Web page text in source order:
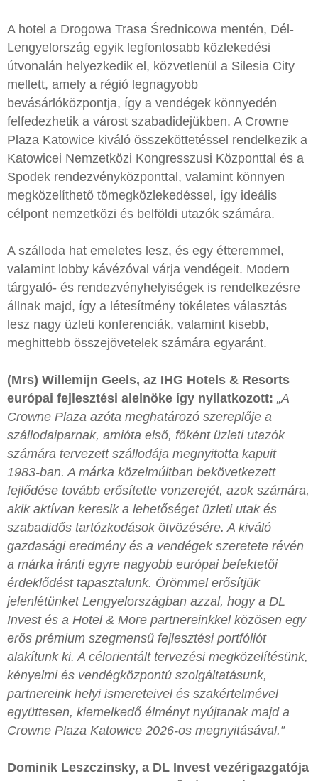
A hotel a Drogowa Trasa Średnicowa mentén, Dél-
Lengyelország egyik legfontosabb közlekedési
útvonalán helyezkedik el, közvetlenül a Silesia City
mellett, amely a régió legnagyobb
bevásárlóközpontja, így a vendégek könnyedén
felfedezhetik a várost szabadidejükben. A Crowne
Plaza Katowice kiváló összeköttetéssel rendelkezik a
Katowicei Nemzetközi Kongresszusi Központtal és a
Spodek rendezvényközponttal, valamint könnyen
megközelíthető tömegközlekedéssel, így ideális
célpont nemzetközi és belföldi utazók számára.
A szálloda hat emeletes lesz, és egy étteremmel,
valamint lobby kávézóval várja vendégeit. Modern
tárgyaló- és rendezvényhelyiségek is rendelkezésre
állnak majd, így a létesítmény tökéletes választás
lesz nagy üzleti konferenciák, valamint kisebb,
meghittebb összejövetelek számára egyaránt.
(Mrs) Willemijn Geels, az IHG Hotels & Resorts
európai fejlesztési alelnöke így nyilatkozott: „A
Crowne Plaza azóta meghatározó szereplője a
szállodaiparnak, amióta első, főként üzleti utazók
számára tervezett szállodája megnyitotta kapuit
1983-ban. A márka közelmúltban bekövetkezett
fejlődése tovább erősítette vonzerejét, azok számára,
akik aktívan keresik a lehetőséget üzleti utak és
szabadidős tartózkodások ötvözésére. A kiváló
gazdasági eredmény és a vendégek szeretete révén
a márka iránti egyre nagyobb európai befektetői
érdeklődést tapasztalunk. Örömmel erősítjük
jelenlétünket Lengyelországban azzal, hogy a DL
Invest és a Hotel & More partnereinkkel közösen egy
erős prémium szegmensű fejlesztési portfóliót
alakítunk ki. A célorientált tervezési megközelítésünk,
kényelmi és vendégközpontú szolgáltatásunk,
partnereink helyi ismereteivel és szakértelmével
együttesen, kiemelkedő élményt nyújtanak majd a
Crowne Plaza Katowice 2026-os megnyitásával.”
Dominik Leszczinsky, a DL Invest vezérigazgatója